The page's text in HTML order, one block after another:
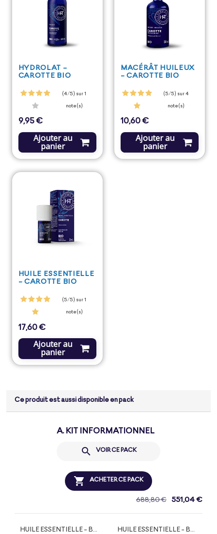
HYDROLAT -
CAROTTE BIO
(4/5) sur 1
note(s)
Prix
9,95 €
Ajouter au
panier
MACÉRÂT HUILEUX
- CAROTTE BIO
(5/5) sur 4
note(s)
Prix
10,60 €
Ajouter au
panier
HUILE ESSENTIELLE
- CAROTTE BIO
(5/5) sur 1
note(s)
Prix
17,60 €
Ajouter au
panier
Ce produit est aussi disponible en pack
A. KIT INFORMATIONNEL
 VOIR CE PACK
 ACHETER CE PACK
688,80 € 551,04 €
HUILE ESSENTIELLE - BASILIC TROPICAL BIO HUILE ESSENTIELLE - BOLDO